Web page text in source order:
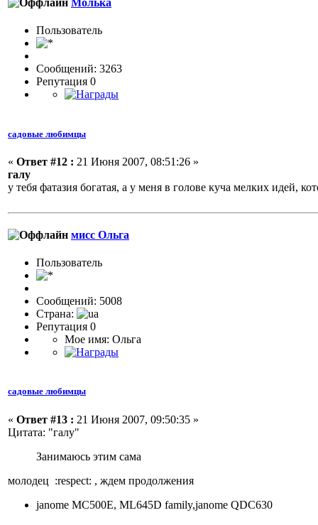
Молька
Пользовaтeль
Сообщений: 3263
Репутация 0
садовые любимцы
« Ответ #12 : 21 Июня 2007, 08:51:26 »
галу
у тебя фатазия богатая, а у меня в голове куча мелких идей,
мисс Ольга
Пользовaтeль
Сообщений: 5008
Страна:
Репутация 0
Мое имя: Ольга
садовые любимцы
« Ответ #13 : 21 Июня 2007, 09:50:35 »
Цитата: "галу"
Занимаюсь этим сама
молодец :respect: , ждем продолжения
janome MC500E, ML645D family,janome QDC630